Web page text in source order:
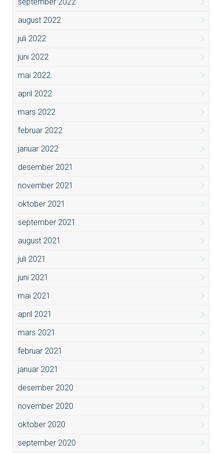
september 2022
august 2022
juli 2022
juni 2022
mai 2022
april 2022
mars 2022
februar 2022
januar 2022
desember 2021
november 2021
oktober 2021
september 2021
august 2021
juli 2021
juni 2021
mai 2021
april 2021
mars 2021
februar 2021
januar 2021
desember 2020
november 2020
oktober 2020
september 2020